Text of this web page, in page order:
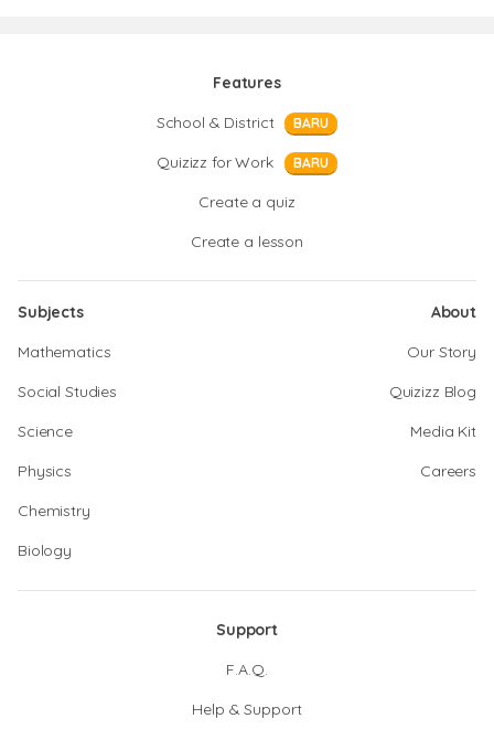
Features
School & District
BARU
Quizizz for Work BARU
Create a quiz
Create a lesson
Subjects
Mathematics
Social Studies
Science
Physics
Chemistry
Biology
About
Our Story
Quizizz Blog
Media Kit
Careers
Support
F.A.Q.
Help & Support